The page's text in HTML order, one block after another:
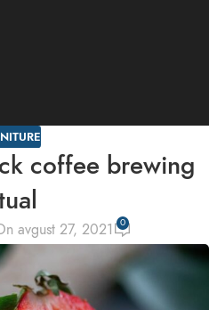
coffee brewing
avgust 27, 2021 0